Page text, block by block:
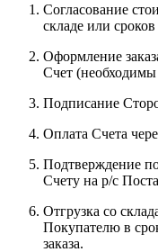
Согласование
складе или
Оформление
Счет
Подписание
Оплата Счета
Подтверждение
Счету на р/с
Отгрузка со
Покупателю в
заказа.